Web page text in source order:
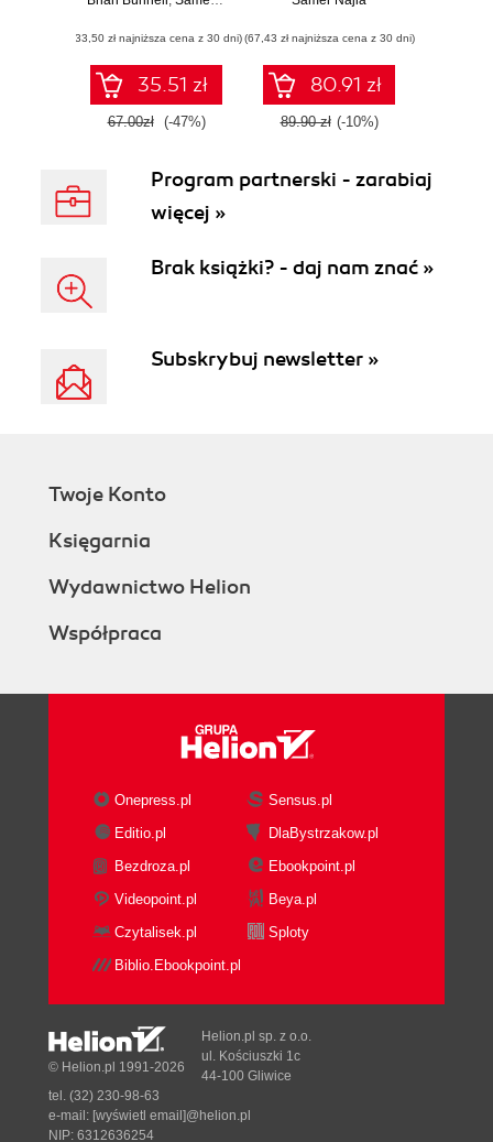
zagadnieniach
(33,50 zł najniższa cena z 30 dni)
35.51 zł
67.00zł (-47%)
G-Code, 2D Laser
machining and
fabrication
techniques
(67,43 zł najniższa cena z 30 dni)
80.91 zł
89.90 zł (-10%)
Program partnerski - zarabiaj
więcej »
Brak książki? - daj nam znać »
Subskrybuj newsletter »
Twoje Konto
Księgarnia
Wydawnictwo Helion
Współpraca
Onepress.pl
Sensus.pl
Editio.pl
DlaBystrzakow.pl
Bezdroza.pl
Ebookpoint.pl
Videopoint.pl
Beya.pl
Czytalisek.pl
Sploty
Biblio.Ebookpoint.pl
© Helion.pl 1991-2026
Helion.pl sp. z o.o.
ul. Kościuszki 1c
44-100 Gliwice
tel. (32) 230-98-63
e-mail: [wyświetl email]@helion.pl
NIP: 6312636254